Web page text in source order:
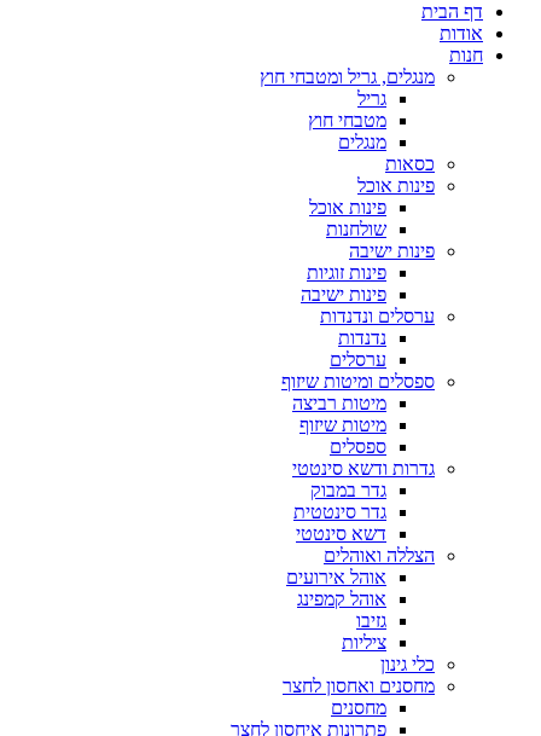
דף הבית
אודות
חנות
מנגלים, גריל ומטבחי חוץ
גריל
מטבחי חוץ
מנגלים
כסאות
פינות אוכל
פינות אוכל
שולחנות
פינות ישיבה
פינות זוגיות
פינות ישיבה
ערסלים ונדנדות
נדנדות
ערסלים
ספסלים ומיטות שיזוף
מיטות רביצה
מיטות שיזוף
ספסלים
גדרות ודשא סינטטי
גדר במבוק
גדר סינטטית
דשא סינטטי
הצללה ואוהלים
אוהל אירועים
אוהל קמפינג
גזיבו
ציליות
כלי גינון
מחסנים ואחסון לחצר
מחסנים
פתרונות איחסון לחצר